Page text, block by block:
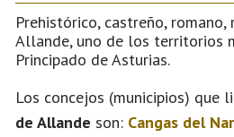
Prehistórico, castreño, romano,
Allande, uno de los territorios
Principado de Asturias.
Los concejos (municipios) que
de Allande son: Cangas del